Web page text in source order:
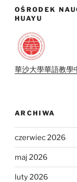
OŚRODEK
HUAYU
華沙大學華語教學
ARCHIWA
czerwiec 2026
maj 2026
luty 2026